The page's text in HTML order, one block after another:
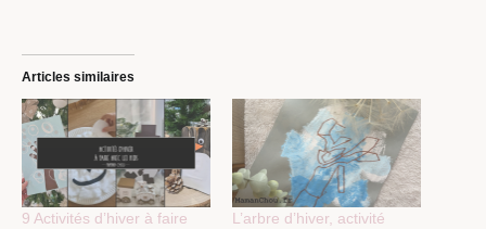
Articles similaires
9 Activités d’hiver à faire
L’arbre d’hiver, activité